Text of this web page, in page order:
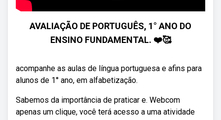
AVALIAÇÃO DE PORTUGUÊS, 1° ANO DO
ENSINO FUNDAMENTAL. ❤️🥰
acompanhe as aulas de língua portuguesa e afins para
alunos de 1° ano, em alfabetização.
Sabemos da importância de praticar e. Webcom
apenas um clique, você terá acesso a uma atividade